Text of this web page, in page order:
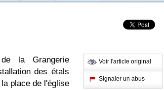
la Grangerie
des étals
place de l'église
Voir l'article original
Signaler un abus